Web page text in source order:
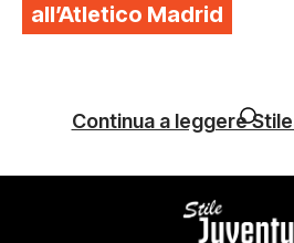
all’Atletico Madrid
Continua a leggere